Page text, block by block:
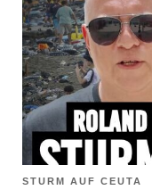
STURM AUF CEUTA